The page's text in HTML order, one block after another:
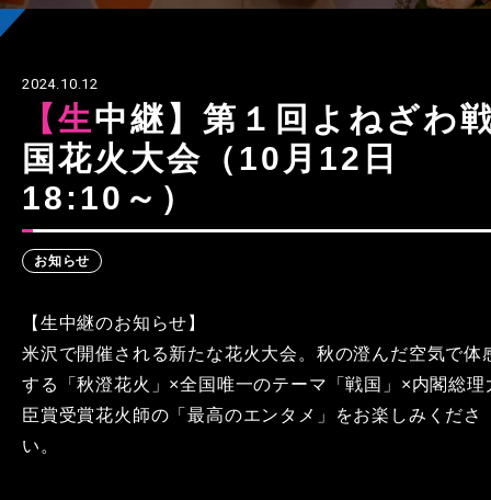
2024.10.12
【生中継】第１回よねざわ戦
国花火大会（10月12日
18:10～）
お知らせ
【生中継のお知らせ】
米沢で開催される新たな花火大会。秋の澄んだ空気で体
する「秋澄花火」×全国唯一のテーマ「戦国」×内閣総理
臣賞受賞花火師の「最高のエンタメ」をお楽しみくださ
い。